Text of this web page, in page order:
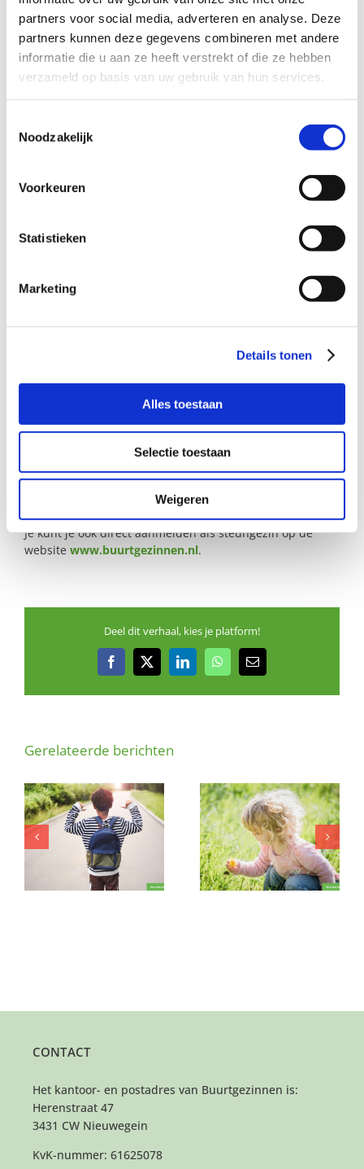
partners voor social media, adverteren en analyse. Deze
partners kunnen deze gegevens combineren met andere
informatie die u aan ze heeft verstrekt of die ze hebben
verzameld op basis van uw gebruik van hun services.
Noodzakelijk
Voorkeuren
Statistieken
Marketing
Details tonen
Alles toestaan
Selectie toestaan
Weigeren
Voor deze jongen zijn wij op zoek naar een
steungezin:
dat structuur en rust kan bieden;
met een jongen van ongeveer dezelfde
leeftijd;
komen spelen.
met het steungezin.
De jongen houdt van dieren, daarom zou
Een steungezin waarvan de kinderen de
aandacht wil geven, dan horen we graag van je!
Neem dan contact op met Atie Wakkee, coördinator
Buurtgezinnen voor de gemeente Nieuwegein,
viaatie@buurtgezinnen.nl.of bel met 0624268314
Je kunt je ook direct aanmelden als steungezin op de
website www.buurtgezinnen.nl.
Deel dit verhaal, kies je platform!
Facebook
X LinkedInWhatsApp
E-
Gerelateerde berichten
Plekje gezocht voor
vrolijk meisje (eens
per maand)
Lief speelmaatje op
zondag!
CONTACT
Het kantoor- en postadres van Buurtgezinnen is:
Herenstraat 47
3431 CW Nieuwegein
KvK-nummer: 61625078